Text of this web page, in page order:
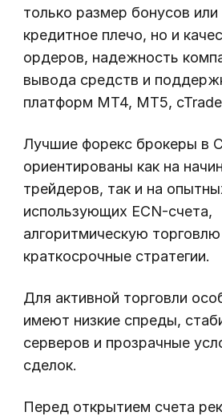
только размер бонусов
кредитное плечо, но и
ордеров, надежность
вывода средств и
платформ MT4, MT5,
Лучшие форекс брокеры в
ориентированы как на
трейдеров, так и на
использующих ECN-счета,
алгоритмическую
краткосрочные стратегии.
Для активной торговли
имеют низкие спреды,
серверов и прозрачные
сделок.
Перед открытием счета